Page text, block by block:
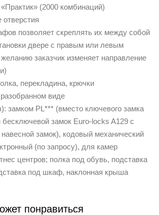
(2000 комбинаций)
позволяет скреплять их между собой
двере с правым или левым
заказчик изменяет направление
перекладина, крючки
виде
замком PL*** (вместо ключевого замка
бесключевой замок Euro-locks A129 с
замок), кодовый механический
(по запросу), для камер
центров; полка под обувь, подставка
под шкаф, наклонная крыша
понравиться